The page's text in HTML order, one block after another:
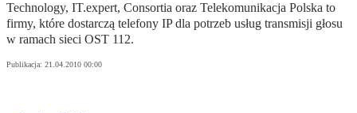
Technology, IT.expert, Consortia oraz Telekomunikacja Polska to
firmy, które dostarczą telefony IP dla potrzeb usług transmisji głosu
w ramach sieci OST 112.
Publikacja: 21.04.2010 00:00